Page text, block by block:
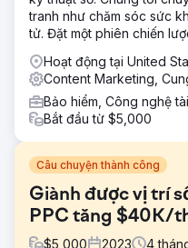
tranh như chăm sóc sức
tử. Đặt một phiên chiến
Hoạt động tại United
Content Marketing,
Bảo hiểm, Công nghệ
Bắt đầu từ $5,000
Câu chuyện thành công
Giành được vị trí
PPC tăng $40K/
$5,000 2023 4